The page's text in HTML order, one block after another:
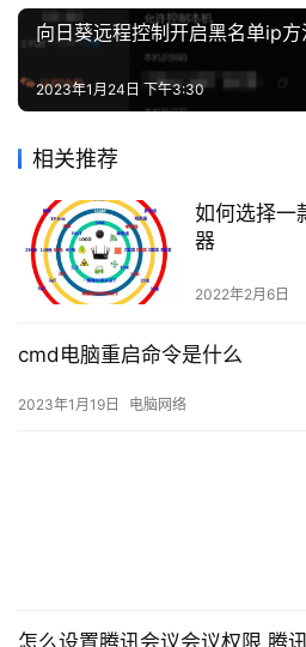
向日葵远程控制开启黑名单ip方
2023年1月24日 下午3:30
相关推荐
如何选择一
器
2022年2月6日
cmd电脑重启命令是什么
2023年1月19日 电脑网络
怎么设置腾讯会议会议权限 腾